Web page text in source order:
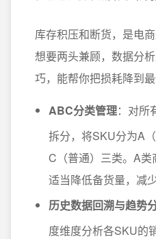
库存积压和断货，是电商
想要两头兼顾，数据分
巧，能帮你把损耗降到最
ABC分类管理：对所
拆分，将SKU分为A
C（普通）三类。A
适当降低备货量，减
历史数据回溯与趋势
度维度分析各SKU的